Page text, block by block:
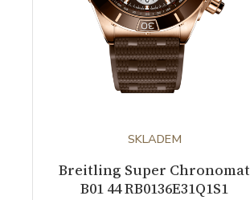
SKLADEM
Breitling Super Chronomat
B01 44 RB0136E31Q1S1